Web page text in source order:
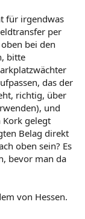
für irgendwas
per
bei den
bitte
das der
richtig, über
und
gelegt
Belag direkt
oben sein? Es
bevor man da
von Hessen.